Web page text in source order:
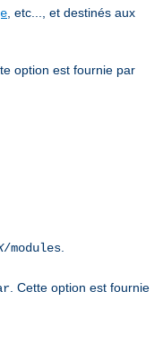
, etc..., et destinés aux
option est fournie par
/modules
. Cette option est fournie